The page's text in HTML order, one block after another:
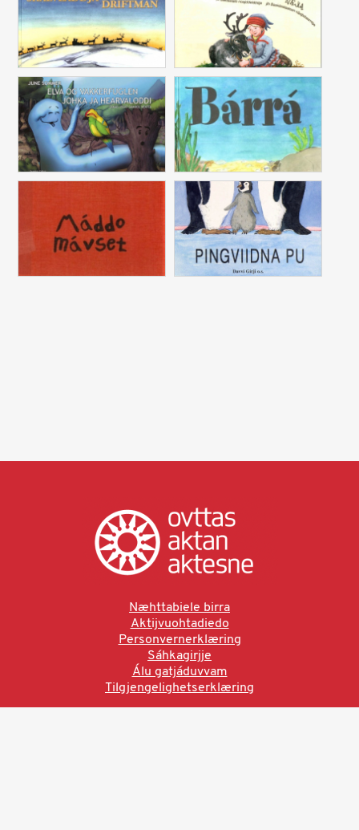
Næhttabiele birra
Aktijvuohtadiedo
Personvernerklæring
Sáhkagirjje
Álu gatjáduvvam
Tilgjengelighetserklæring